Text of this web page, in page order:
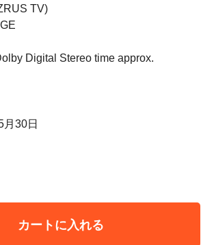
TV)
Digital Stereo time approx.
30日
カートに入れる